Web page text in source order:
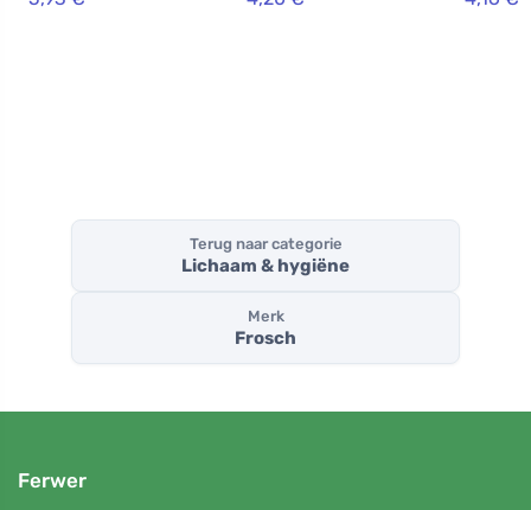
Terug naar categorie
Lichaam & hygiëne
Merk
Frosch
Ferwer